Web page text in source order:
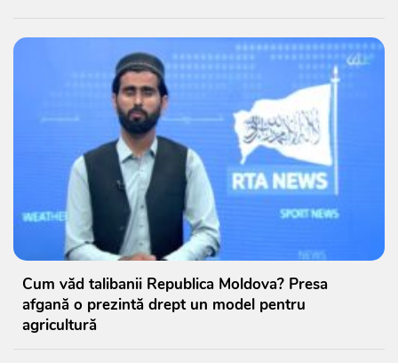
Cum văd talibanii Republica Moldova? Presa
afgană o prezintă drept un model pentru
agricultură